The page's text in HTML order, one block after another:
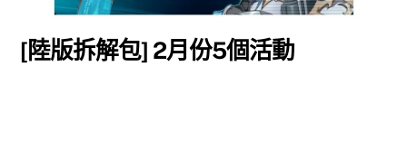
[陸版拆解包] 2月份5個活動